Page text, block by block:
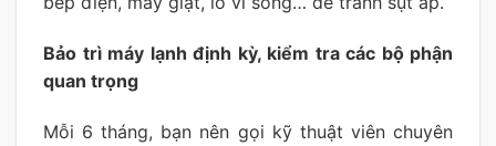
Bảo trì máy lạnh định kỳ, kiểm tra các bộ phận
quan trọng
Mỗi 6 tháng, bạn nên gọi kỹ thuật viên chuyên